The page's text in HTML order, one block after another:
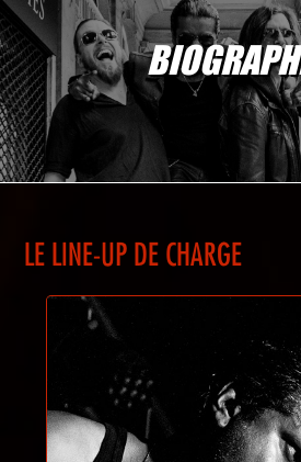
LE LINE-UP DE CHARGE